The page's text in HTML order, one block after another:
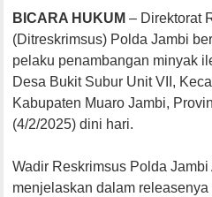
BICARA HUKUM– Direktorat
(Ditreskrimsus) Polda Jambi
pelaku penambangan minyak
Desa Bukit Subur Unit VII,
Kabupaten Muaro Jambi,
(4/2/2025) dini hari.
Wadir Reskrimsus Polda
menjelaskan dalam